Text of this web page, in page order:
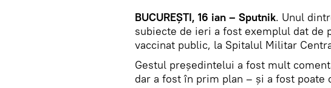
BUCUREȘTI, 16 ian – Sputnik. Unul
subiecte de ieri a fost exemplul dat de
vaccinat public, la Spitalul Militar
Gestul președintelui a fost mult
dar a fost în prim plan – și a fost poate